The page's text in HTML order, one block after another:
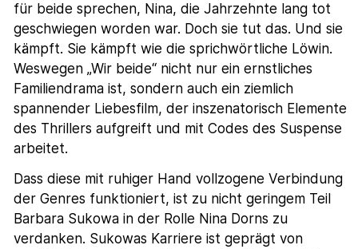
für beide sprechen, Nina, die Jahrzehnte lang tot
geschwiegen worden war. Doch sie tut das. Und sie
kämpft. Sie kämpft wie die sprichwörtliche Löwin.
Weswegen „Wir beide“ nicht nur ein ernstliches
Familiendrama ist, sondern auch ein ziemlich
spannender Liebesfilm, der inszenatorisch Elemente
des Thrillers aufgreift und mit Codes des Suspense
arbeitet.
Dass diese mit ruhiger Hand vollzogene Verbindung
der Genres funktioniert, ist zu nicht geringem Teil
Barbara Sukowa in der Rolle Nina Dorns zu
verdanken. Sukowas Karriere ist geprägt von